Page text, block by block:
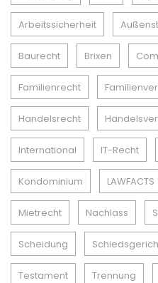
Arbeitssicherheit
Baurecht Brixen
Familienrecht
Handelsrecht
International IT-Recht
Kondominium LAWFACTS
Mietrecht Nachlass
Scheidung
Testament Trennung